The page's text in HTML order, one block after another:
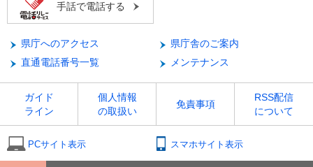
手話で電話する
県庁へのアクセス
県庁舎のご案内
直通電話番号一覧
メンテナンス
ガイド
ライン
個人情報
の取扱い
免責事項
RSS配信
について
PCサイト表示 スマホサイト表示